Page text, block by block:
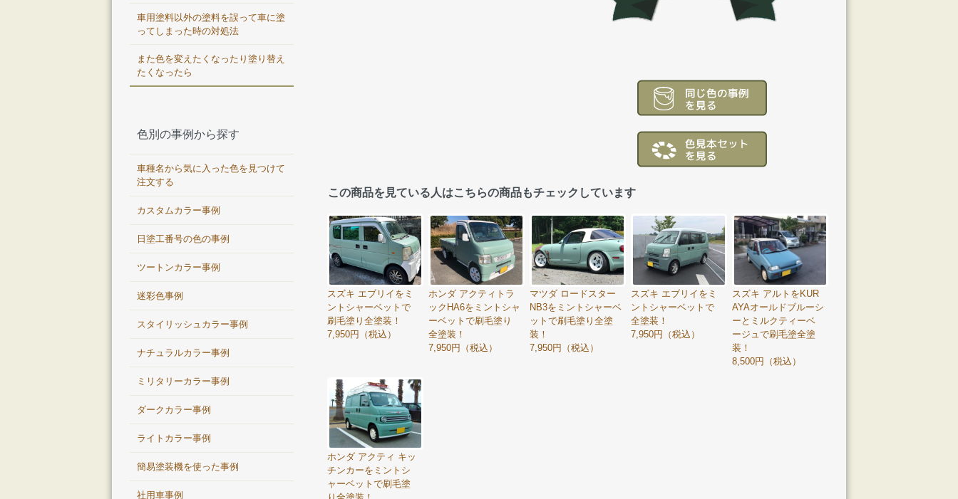
この商品を見ている人はこちらの商品もチェックしています
スズキ エブリイをミ
ントシャーベットで
刷毛塗り全塗装！
7,950円（税込）
ホンダ アクティトラ
ックHA6をミントシャ
ーベットで刷毛塗り
全塗装！
7,950円（税込）
マツダ ロードスター
NB3をミントシャーベ
ットで刷毛塗り全塗
装！
7,950円（税込）
スズキ エブリイをミ
ントシャーベットで
全塗装！
7,950円（税込）
スズキ アルトをKUR
AYAオールドブルーシ
ーとミルクティーベ
ージュで刷毛塗全塗
装！
8,500円（税込）
ホンダ アクティ キッ
チンカーをミントシ
ャーベットで刷毛塗
車用塗料以外の塗料を誤って車に塗
ってしまった時の対処法
また色を変えたくなったり塗り替え
たくなったら
色別の事例から探す
車種名から気に入った色を見つけて
注文する
カスタムカラー事例
日塗工番号の色の事例
ツートンカラー事例
迷彩色事例
スタイリッシュカラー事例
ナチュラルカラー事例
ミリタリーカラー事例
ダークカラー事例
ライトカラー事例
簡易塗装機を使った事例
社用車事例